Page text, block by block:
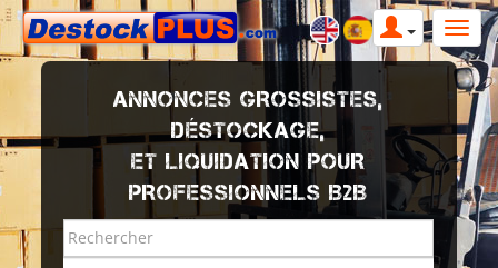
ANNONCES GROSSISTES,
DÉSTOCKAGE,
ET LIQUIDATION POUR
PROFESSIONNELS B2B